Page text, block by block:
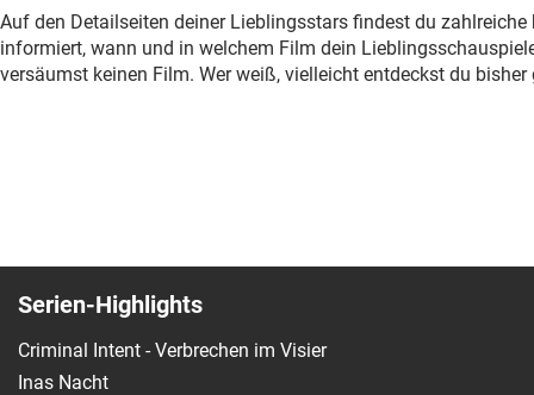
Auf den Detailseiten deiner Lieblingsstars findest du
informiert, wann und in welchem Film dein
versäumst keinen Film. Wer weiß, vielleicht entdeckst du
Serien-Highlights
Criminal Intent - Verbrechen im Visier
Inas Nacht